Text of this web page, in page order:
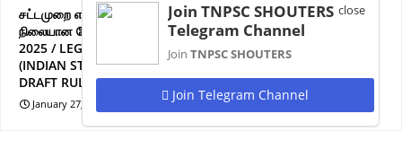
சட்டமுறை எடையளவு (இந்திய
நிலையான நேரம்) வரைவு விதிகள்
2025 / LEGAL WEIGHTS
(INDIAN STANDARD TIME)
DRAFT RULES 2025
January 27, 2025
தமிழ்நாடு பெண்கள்
பாதுகாப்புக்கான சட்டத் திருத்த
மசோதா / TAMILNADU
AMENDMENT BILL
January 19, 2025
close
Join TNPSC SHOUTERS
Telegram Channel
Join TNPSC SHOUTERS
Join Telegram Channel